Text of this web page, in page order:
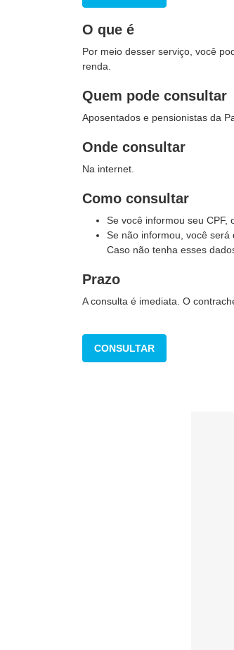
O que é
Por meio desser serviço, você
renda.
Quem pode consultar
Aposentados e pensionistas da
Onde consultar
Na internet.
Como consultar
Se você informou seu CPF,
Se não informou, você será
Caso não tenha esses
Prazo
A consulta é imediata. O
CONSULTAR